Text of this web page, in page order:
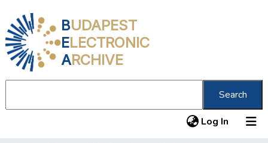
BUDAPEST
ELECTRONIC
ARCHIVE
Search
Log In (current)